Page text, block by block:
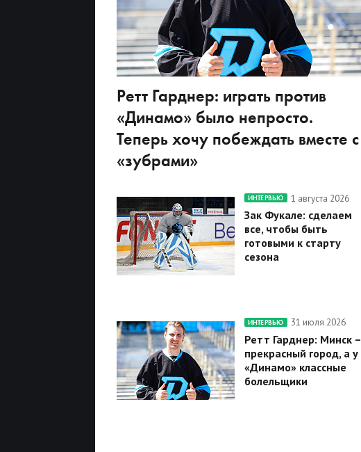
Ретт Гарднер: играть против
«Динамо» было непросто.
Теперь хочу побеждать вместе с
«зубрами»
ИНТЕРВЬЮ 1 августа 2026
Зак Фукале: сделаем
все, чтобы быть
готовыми к старту
сезона
ИНТЕРВЬЮ 31 июля 2026
Ретт Гарднер: Минск –
прекрасный город, а у
«Динамо» классные
болельщики